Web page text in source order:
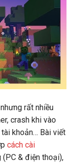
rất nhiều
crash khi vào
khoản… Bài viết
cách cài
& điện thoại),